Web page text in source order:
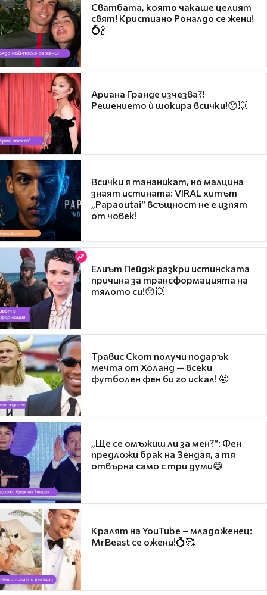
Сватбата, която чакаше целият
свят! Кристиано Роналдо се жени!
💍🍾
Ариана Гранде изчезва?!
Решението ѝ шокира всички!😯💥
Всички я тананикат, но малцина
знаят истината: VIRAL хитът
„Papaoutai“ всъщност не е изпят
от човек!
Елиът Пейдж разкри истинската
причина за трансформацията на
тялото си!😯💥
Травис Скот получи подарък
мечта от Холанд — всеки
футболен фен би го искал! 🤩
„Ще се омъжиш ли за мен?“: Фен
предложи брак на Зендая, а тя
отвърна само с три думи😅
Кралят на YouTube – младоженец:
MrBeast се ожени!💍🥰